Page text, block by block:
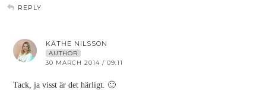
REPLY
KÄTHE NILSSON
AUTHOR
30 MARCH 2014 / 09:11
Tack, ja visst är det härligt. 🙂